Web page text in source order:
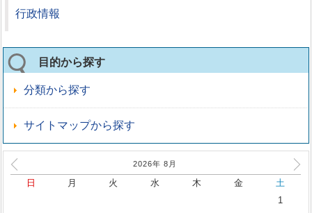
行政情報
目的から探す
分類から探す
サイトマップから探す
2026年 8 月
日 月 火 水 木 金
土
1